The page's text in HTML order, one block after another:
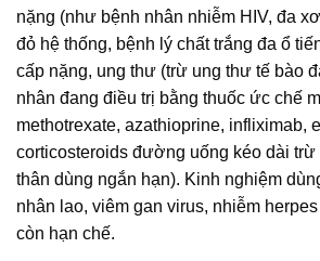
nặng (như bệnh nhân nhiễm HIV, đa
đỏ hệ thống, bệnh lý chất trắng đa ổ
cấp nặng, ung thư (trừ ung thư tế bào
nhân đang điều trị bằng thuốc ức chế
methotrexate, azathioprine, infliximab,
corticosteroids đường uống kéo dài trừ
thân dùng ngắn hạn). Kinh nghiệm
nhân lao, viêm gan virus, nhiễm
còn hạn chế.